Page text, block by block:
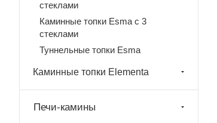
стеклами
Каминные топки Esma с 3
стеклами
Туннельные топки Esma
Каминные топки Elementa
Печи-камины